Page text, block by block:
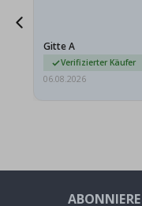
Gitte A
Verifizierter Käufer
06.08.2026